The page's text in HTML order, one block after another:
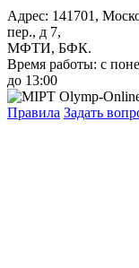
Адрес: 141701,
пер., д 7,
МФТИ, БФК.
Время работы: с
до 13:00
Правила Задать